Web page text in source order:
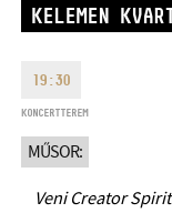
FAX
EMAIL
KELEMEN
19:30
KONCERTTEREM
MŰSOR:
Veni Creator